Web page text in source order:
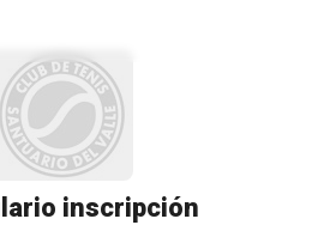
inscripción